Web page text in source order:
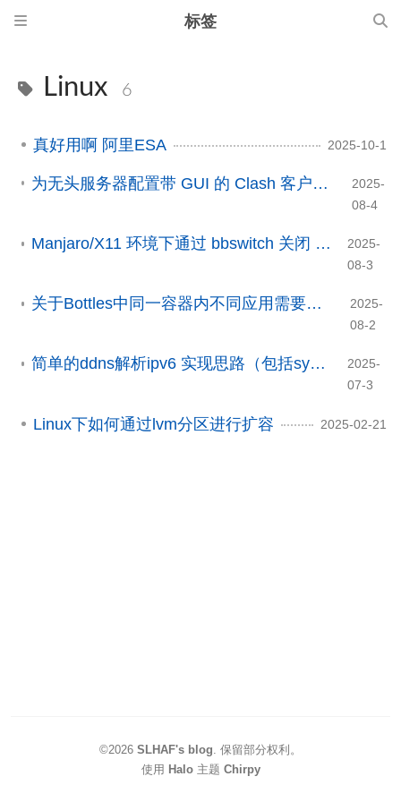
标签
Linux 6
真好用啊 阿里ESA 2025-10-1
为无头服务器配置带 GUI 的 Clash 客户端：基于 Xvfb + VNC 的解决方案
2025-
08-4
Manjaro/X11 环境下通过 bbswitch 关闭 NVIDIA 显卡以延长续航
2025-
08-3
关于Bottles中同一容器内不同应用需要配置不同显卡方案的解决办法
2025-
08-2
简单的ddns解析ipv6 实现思路（包括systemd服务、ddns脚本）
2025-
07-3
Linux下如何通过lvm分区进行扩容 2025-02-21
©2026 SLHAF's blog 保留部分权利。
使用 Halo主题 Chirpy